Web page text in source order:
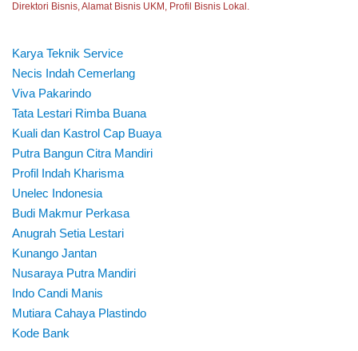
Direktori Bisnis, Alamat Bisnis UKM, Profil Bisnis Lokal.
Karya Teknik Service
Necis Indah Cemerlang
Viva Pakarindo
Tata Lestari Rimba Buana
Kuali dan Kastrol Cap Buaya
Putra Bangun Citra Mandiri
Profil Indah Kharisma
Unelec Indonesia
Budi Makmur Perkasa
Anugrah Setia Lestari
Kunango Jantan
Nusaraya Putra Mandiri
Indo Candi Manis
Mutiara Cahaya Plastindo
Kode Bank